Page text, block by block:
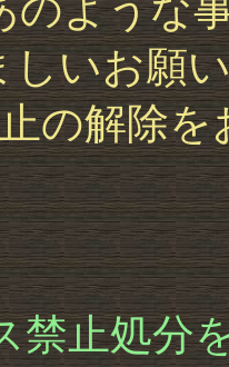
のような
しいお願
の解除を
禁止処分